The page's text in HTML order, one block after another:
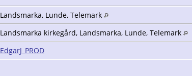
Landsmarka, Lunde, Telemark
Landsmarka kirkegård, Landsmarka, Lunde, Telemark
EdgarJ_PROD